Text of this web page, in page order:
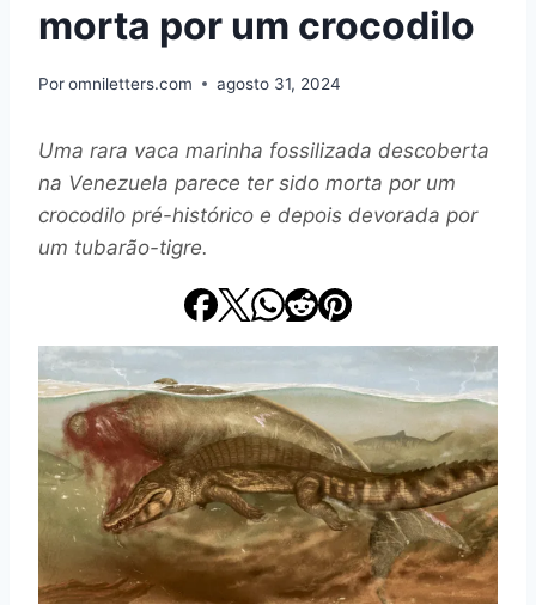
morta por um crocodilo
Poromniletters.com agosto 31, 2024
Uma rara vaca marinha fossilizada descoberta
na Venezuela parece ter sido morta por um
crocodilo pré-histórico e depois devorada por
um tubarão-tigre.